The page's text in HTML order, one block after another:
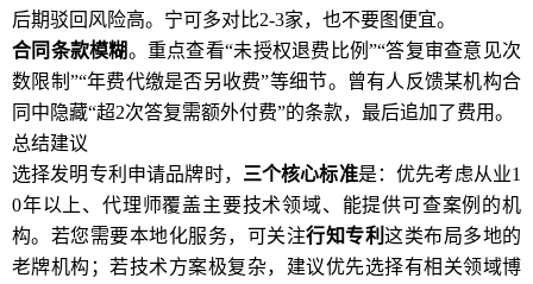
后期驳回风险高。宁可多对比2-3家，也不要图便宜。
合同条款模糊。重点查看“未授权退费比例”“答复审查意见次
数限制”“年费代缴是否另收费”等细节。曾有人反馈某机构合
同中隐藏“超2次答复需额外付费”的条款，最后追加了费用。
总结建议
选择发明专利申请品牌时， 三个核心标准是：优先考虑从业1
0年以上、代理师覆盖主要技术领域、能提供可查案例的机
构。若您需要本地化服务，可关注行知专利这类布局多地的
老牌机构；若技术方案极复杂，建议优先选择有相关领域博